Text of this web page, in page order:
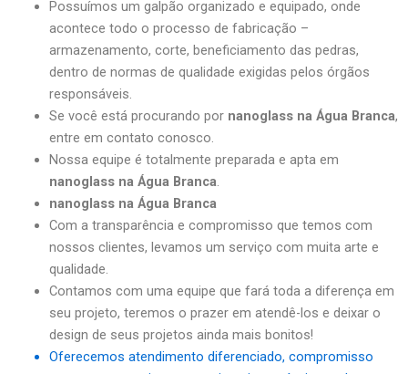
Possuímos um galpão organizado e equipado, onde
acontece todo o processo de fabricação –
armazenamento, corte, beneficiamento das pedras,
dentro de normas de qualidade exigidas pelos órgãos
responsáveis.
Se você está procurando por nanoglass na Água Branca,
entre em contato conosco.
Nossa equipe é totalmente preparada e apta em
nanoglass na Água Branca.
nanoglass na Água Branca
Com a transparência e compromisso que temos com
nossos clientes, levamos um serviço com muita arte e
qualidade.
Contamos com uma equipe que fará toda a diferença em
seu projeto, teremos o prazer em atendê-los e deixar o
design de seus projetos ainda mais bonitos!
Oferecemos atendimento diferenciado, compromisso